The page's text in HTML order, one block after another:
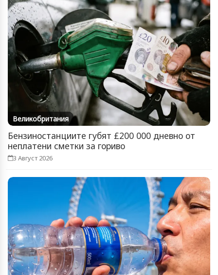
Великобритания
Бензиностанциите губят £200 000 дневно от
неплатени сметки за гориво
3 Август 2026